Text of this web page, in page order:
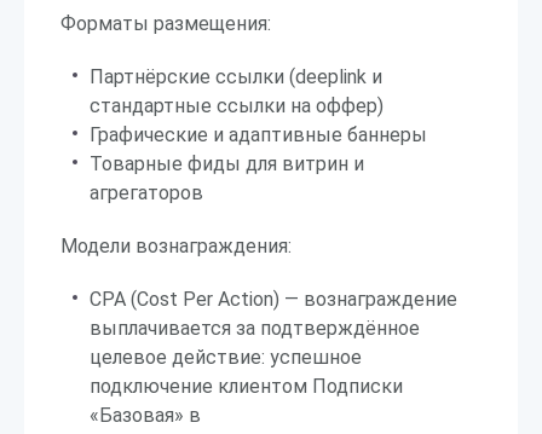
Форматы размещения:
Партнёрские ссылки (deeplink и
стандартные ссылки на оффер)
Графические и адаптивные баннеры
Товарные фиды для витрин и
агрегаторов
Модели вознаграждения:
CPA (Cost Per Action) — вознаграждение
выплачивается за подтверждённое
целевое действие: успешное
подключение клиентом Подписки
«Базовая» в